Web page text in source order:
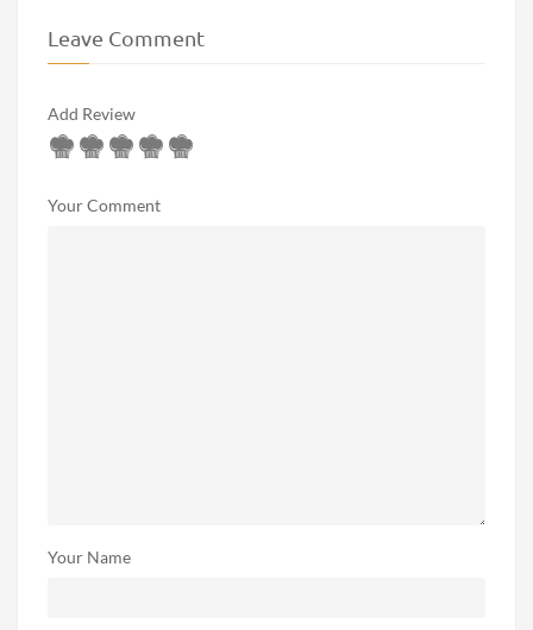
Leave Comment
Add Review
Your Comment
Your Name